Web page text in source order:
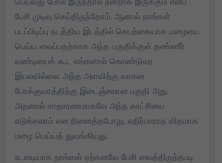
பேசி முடிவு செய்திருந்தோம். ஆனால் நாங்கள்
படப்பிடிப்பு நடத்திய இடத்தில் செயற்கையாக மழையை
பெய்ய வைப்பதற்காக அந்த பகுதிக்குள் தண்ணீர்
வண்டியைக் கூட எங்களால் கொண்டுவர
இயலவில்லை. அந்த அளவிற்கு வாகன
போக்குவரத்திற்கு இடைஞ்சலான பகுதி அது.
அதனால் சாதாரணமாகவே அந்த காட்சியை
எடுக்கலாம் என நினைத்தபோது, எதிர்பாராத விதமாக
மழை பெய்யத் துவங்கியது.
உடனடியாக நாங்கள் ஏற்கனவே பேசி வைத்திருந்தபடி